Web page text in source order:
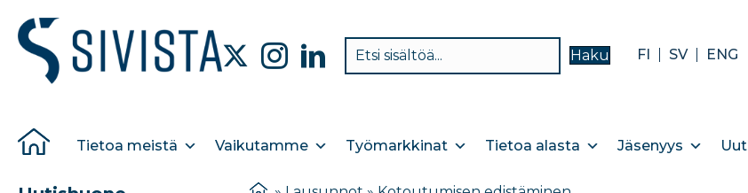
Haku FI SV ENG
Tietoa meistä Vaikutamme Työmarkkinat Tietoa alasta Jäsenyys